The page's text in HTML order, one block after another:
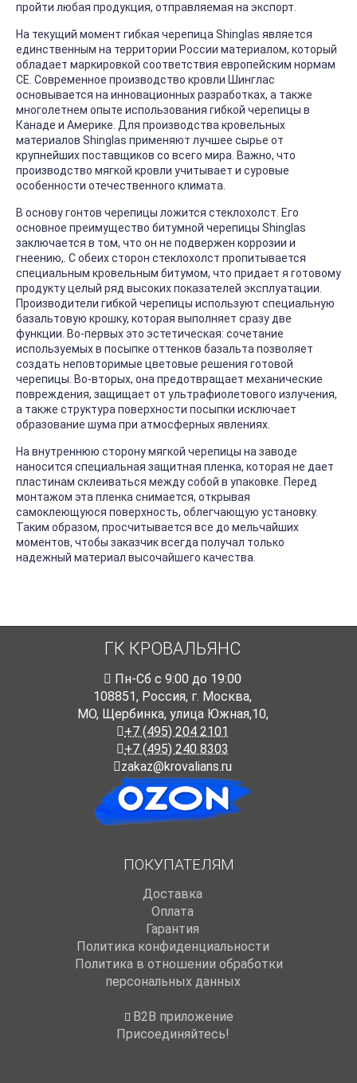
пройти любая продукция, отправляемая на экспорт.
На текущий момент гибкая черепица Shinglas является
единственным на территории России материалом, который
обладает маркировкой соответствия европейским нормам
СЕ. Современное производство кровли Шинглас
основывается на инновационных разработках, а также
многолетнем опыте использования гибкой черепицы в
Канаде и Америке. Для производства кровельных
материалов Shinglas применяют лучшее сырье от
крупнейших поставщиков со всего мира. Важно, что
производство мягкой кровли учитывает и суровые
особенности отечественного климата.
В основу гонтов черепицы ложится стеклохолст. Его
основное преимущество битумной черепицы Shinglas
заключается в том, что он не подвержен коррозии и
гнеению,. С обеих сторон стеклохолст пропитывается
специальным кровельным битумом, что придает я готовому
продукту целый ряд высоких показателей эксплуатации.
Производители гибкой черепицы используют специальную
базальтовую крошку, которая выполняет сразу две
функции. Во-первых это эстетическая: сочетание
используемых в посыпке оттенков базальта позволяет
создать неповторимые цветовые решения готовой
черепицы. Во-вторых, она предотвращает механические
повреждения, защищает от ультрафиолетового излучения,
а также структура поверхности посыпки исключает
образование шума при атмосферных явлениях.
На внутреннюю сторону мягкой черепицы на заводе
наносится специальная защитная пленка, которая не дает
пластинам склеиваться между собой в упаковке. Перед
монтажом эта пленка снимается, открывая
самоклеющуюся поверхность, облегчающую установку.
Таким образом, просчитывается все до мельчайших
моментов, чтобы заказчик всегда получал только
надежный материал высочайшего качества.
ГК КРОВАЛЬЯНС
Пн-Cб с 9:00 до 19:00
108851, Россия, г. Москва,
МО, Щербинка, улица Южная,10,
+7 (495) 204 2101
+7 (495) 240 8303
zakaz@krovalians.ru
ПОКУПАТЕЛЯМ
Доставка
Оплата
Гарантия
Политика конфиденциальности
Политика в отношении обработки
персональных данных
B2B приложение
Присоединяйтесь!